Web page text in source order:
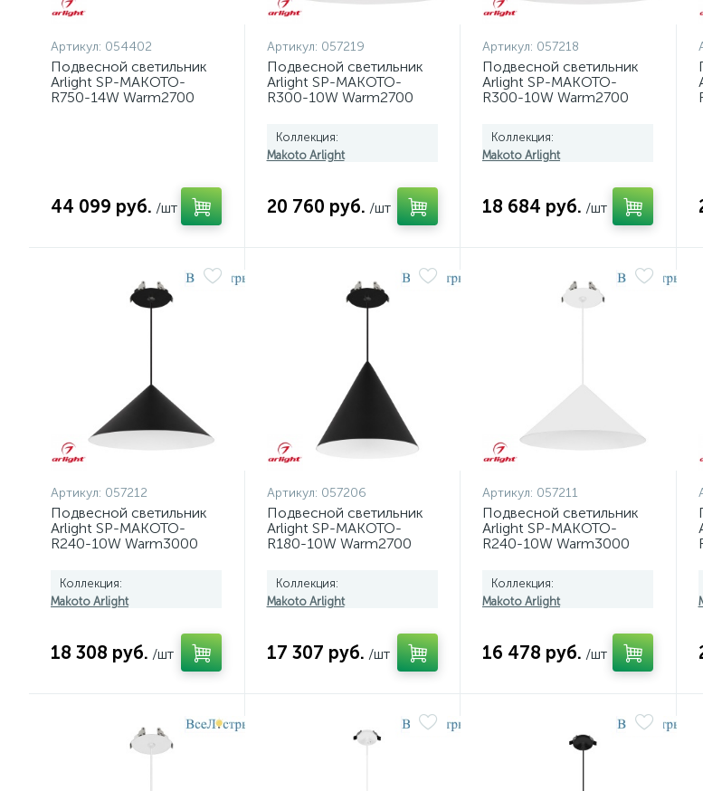
Артикул: 054402
Подвесной светильник
Arlight SP-MAKOTO-
R750-14W Warm2700
44 099 руб. /шт
Артикул: 057219
Подвесной светильник
Arlight SP-MAKOTO-
R300-10W Warm2700
057219
Коллекция:
Makoto Arlight
20 760 руб. /шт
Артикул: 057218
Подвесной светильник
Arlight SP-MAKOTO-
R300-10W Warm2700
TRIAC) 057218
Коллекция:
Makoto Arlight
18 684 руб. /шт
Артикул: 057212
Подвесной светильник
Arlight SP-MAKOTO-
R240-10W Warm3000
057212
Коллекция:
Makoto Arlight
18 308 руб. /шт
Артикул: 057206
Подвесной светильник
Arlight SP-MAKOTO-
R180-10W Warm2700
057206
Коллекция:
Makoto Arlight
17 307 руб. /шт
Артикул: 057211
Подвесной светильник
Arlight SP-MAKOTO-
R240-10W Warm3000
TRIAC) 057211
Коллекция:
Makoto Arlight
16 478 руб. /шт